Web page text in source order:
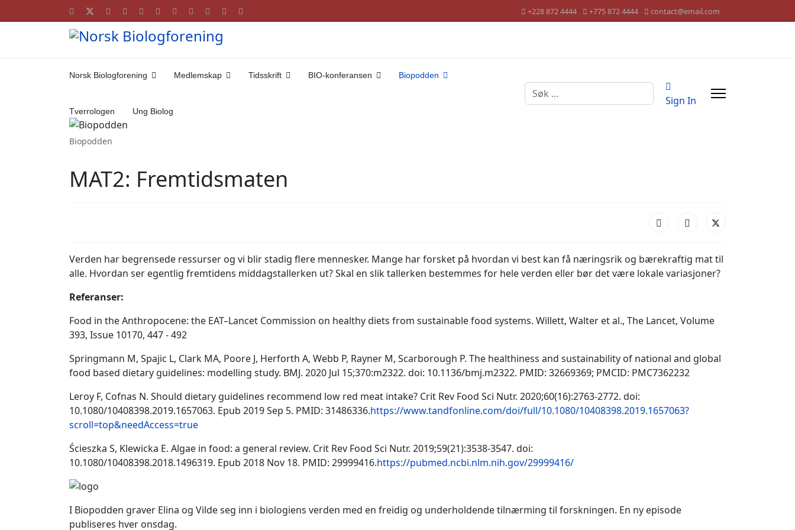
+228 872 4444 +775 872 4444 contact@email.com
Norsk Biologforening Medlemskap Tidsskrift BIO-konferansen Biopodden
Tverrologen Ung Biolog
Søk
Sign In
Biopodden
MAT2: Fremtidsmaten
Verden har begrensede ressurser og vi blir stadig flere mennesker. Mange har forsket på hvordan vi best kan få næringsrik og bærekraftig mat til
alle. Hvordan ser egentlig fremtidens middagstallerken ut?Skal en slik tallerken bestemmes for hele verden eller bør det være lokale variasjoner?
Referanser:
Food in the Anthropocene: the EAT–Lancet Commission on healthy diets from sustainable food systems. Willett, Walter et al., The Lancet, Volume
393, Issue 10170, 447 - 492
Springmann M, Spajic L, Clark MA, Poore J, Herforth A, Webb P, Rayner M, Scarborough P. The healthiness and sustainability of national and global
food based dietary guidelines: modelling study. BMJ. 2020 Jul 15;370:m2322. doi: 10.1136/bmj.m2322. PMID: 32669369; PMCID: PMC7362232
Leroy F, Cofnas N. Should dietary guidelines recommend low red meat intake? Crit Rev Food Sci Nutr. 2020;60(16):2763-2772. doi:
10.1080/10408398.2019.1657063. Epub 2019 Sep 5. PMID: 31486336.https://www.tandfonline.com/doi/full/10.1080/10408398.2019.1657063?
scroll=top&needAccess=true
Ścieszka S, Klewicka E. Algae in food: a general review. Crit Rev Food Sci Nutr. 2019;59(21):3538-3547. doi:
10.1080/10408398.2018.1496319. Epub 2018 Nov 18. PMID: 29999416.https://pubmed.ncbi.nlm.nih.gov/29999416/
I Biopodden graver Elina og Vilde seg inn i biologiens verden med en freidig og underholdende tilnærming til forskningen. En ny episode
publiseres hver onsdag.